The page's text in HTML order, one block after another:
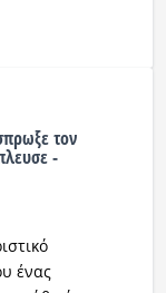
τον
-
ένας